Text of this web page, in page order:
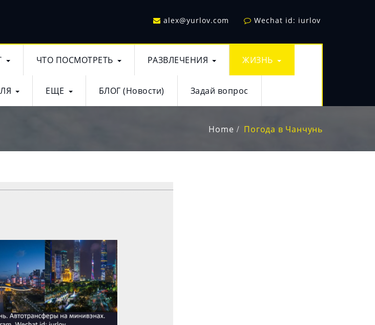
alex@yurlov.com Wechat id: iurlov
ЧТО ПОСМОТРЕТЬ РАЗВЛЕЧЕНИЯ ЖИЗНЬ
ЕЩЕ БЛОГ (Новости) Задай вопрос
Home Погода в Чанчунь